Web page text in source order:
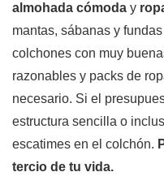
almohada cómoda y
mantas, sábanas y
colchones con muy
razonables y packs de
necesario. Si el
estructura sencilla o
escatimes en el colchón.
tercio de tu vida.